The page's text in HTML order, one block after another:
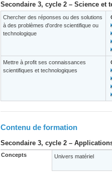
Secondaire 3, cycle 2 – Science et
Chercher des réponses ou des solutions
à des problèmes d'ordre scientifique ou
technologique
Mettre à profit ses connaissances
scientifiques et technologiques
Contenu de formation
Secondaire 3, cycle 2 –
Concepts Univers matériel